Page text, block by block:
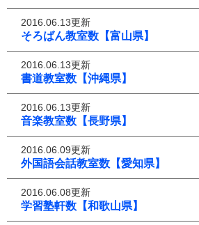
2016.06.13更新
そろばん教室数【富山県】
2016.06.13更新
書道教室数【沖縄県】
2016.06.13更新
音楽教室数【長野県】
2016.06.09更新
外国語会話教室数【愛知県】
2016.06.08更新
学習塾軒数【和歌山県】